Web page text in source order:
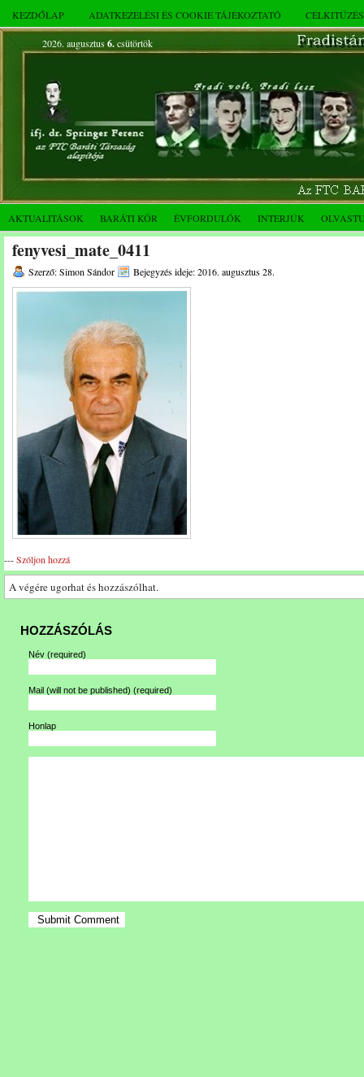
KEZDŐLAP ADATKEZELÉSI ÉS COOKIE TÁJÉKOZTATÓ
2026. augusztus 6.csütörtök
AKTUALITÁSOK BARÁTI KÖR ÉVFORDULÓK INTERJÚK
fenyvesi_mate_0411
Szerző: Simon Sándor Bejegyzés ideje: 2016. augusztus 28.
---Szóljon hozzá
A végére ugorhat és hozzászólhat.
HOZZÁSZÓLÁS
Név (required)
Mail (will not be published) (required)
Honlap